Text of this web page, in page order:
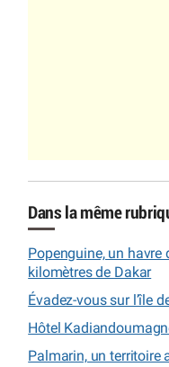
Dans la même
Popenguine, un havre
kilomètres de Dakar
Évadez-vous sur l’île
Hôtel
Palmarin, un territoire